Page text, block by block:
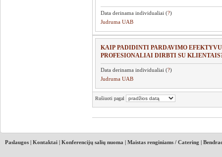
Data derinama individualiai (?)
Judruma UAB
KAIP PADIDINTI PARDAVIMO
PROFESIONALIAI DIRBTI SU
Data derinama individualiai (?)
Judruma UAB
Rušiuoti pagal
Paslaugos | Kontaktai | Konferencijų salių nuoma | Maistas renginiams / Catering |